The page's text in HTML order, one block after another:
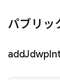
パブリッ
addJdwp